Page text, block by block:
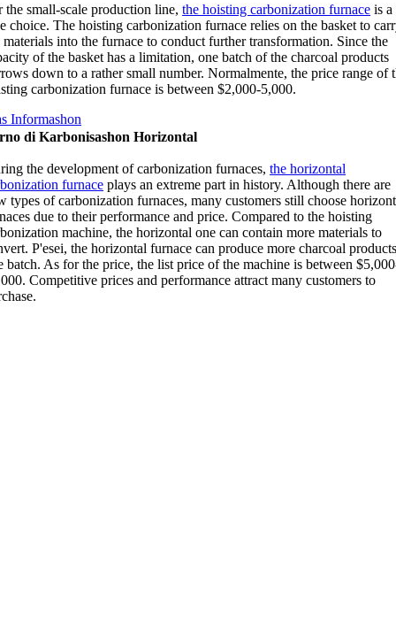
the small-scale production line,the hoisting carbonization furnace is a
choice.The hoisting carbonization furnace relies on the basket to
materials into the furnace to conduct further transformation. Since the
of the basket has a limitation,one batch of the charcoal products
down to a rather small number. Normalmente,the price range of
carbonization furnace is between $2,000-5,000.
Informashon
di Karbonisashon Horizontal
the development of carbonization furnaces,the horizontal
furnace plays an extreme part in history. Although there are
types of carbonization furnaces,many customers still choose
due to their performance and price.Compared to the hoisting
machine,the horizontal one can contain more materials to
. P'esei,the horizontal furnace can produce more charcoal
batch. As for the price,the list price of the machine is between
Competitive prices and performance attract many customers to
.